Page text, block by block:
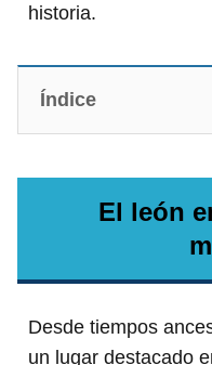
historia.
Índice
El león
Desde tiempos
un lugar destacado